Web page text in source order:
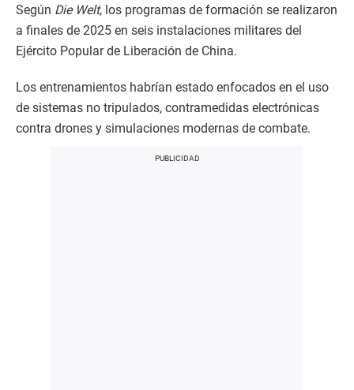
Según Die Welt, los programas de formación se realizaron
a finales de 2025 en seis instalaciones militares del
Ejército Popular de Liberación de China.
Los entrenamientos habrían estado enfocados en el uso
de sistemas no tripulados, contramedidas electrónicas
contra drones y simulaciones modernas de combate.